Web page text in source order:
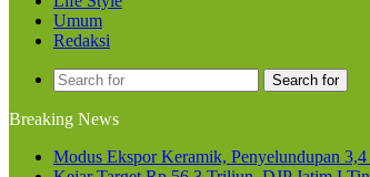
Umum
Redaksi
Search for
Breaking News
Modus Ekspor Keramik, Penyelundupan